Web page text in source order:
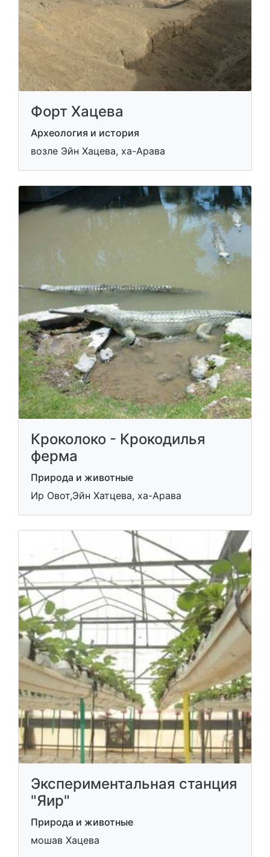
Форт Хацева
Археология и история
возле Эйн Хацева, ха-Арава
Кроколоко - Крокодилья
ферма
Природа и животные
Ир Овот,Эйн Хатцева, ха-Арава
Экспериментальная станция
"Яир"
Природа и животные
мошав Хацева